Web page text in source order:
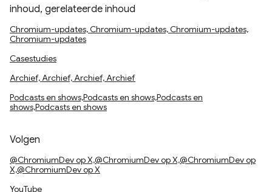
inhoud, gerelateerde inhoud
Chromium-updates, Chromium-updates, Chromium-updates,
Chromium-updates
Casestudies
Archief, Archief, Archief, Archief
Podcasts en shows,Podcasts en shows,Podcasts en
shows,Podcasts en shows
Volgen
@ChromiumDev op X,@ChromiumDev op X,@ChromiumDev op
X,@ChromiumDev op X
YouTube